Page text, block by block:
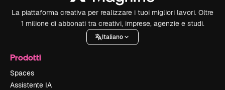
La piattaforma creativa per realizzare i tuoi migliori lavori. Oltre
1 milione di abbonati tra creativi, imprese, agenzie e studi.
Italiano
Prodotti
Spaces
Assistente IA